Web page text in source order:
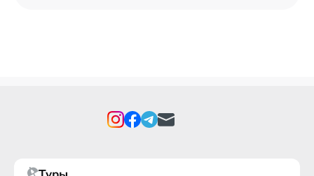
лучшем рок-баре Ираклиона «‎Jailhouse» отдыхающих
встретит превосходная атмосфера и вкусный ром.